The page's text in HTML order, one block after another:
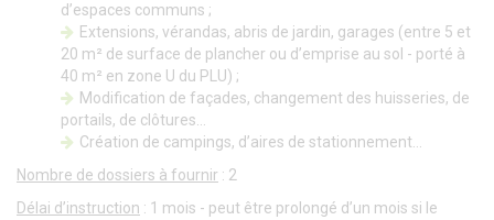
d’espaces communs ;
Extensions, vérandas, abris de jardin, garages (entre 5 et
20 m² de surface de plancher ou d’emprise au sol - porté à
40 m² en zone U du PLU) ;
Modification de façades, changement des huisseries, de
portails, de clôtures…
Création de campings, d’aires de stationnement…
Nombre de dossiers à fournir : 2
Délai d’instruction : 1 mois - peut être prolongé d’un mois si le